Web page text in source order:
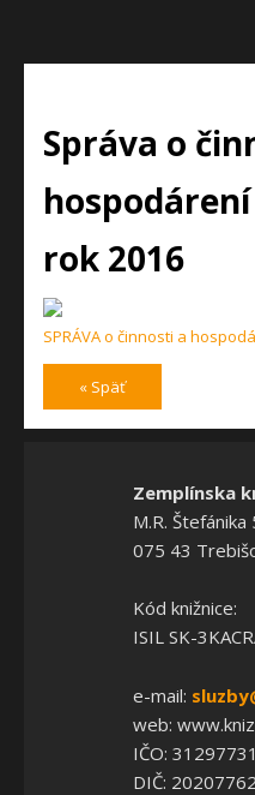
Správa o
rok 2016
SPRÁVA o činnosti a
« Späť
Zemplínska
M.R. Štefánika
075 43
Kód knižnice:
ISIL SK-
e-mail:
web:
IČO: 31297731
DIČ: